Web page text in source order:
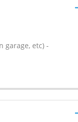
garage, etc) -